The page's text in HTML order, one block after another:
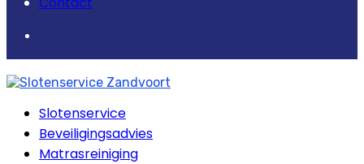
Slotenservice
Beveiligingsadvies
Matrasreiniging